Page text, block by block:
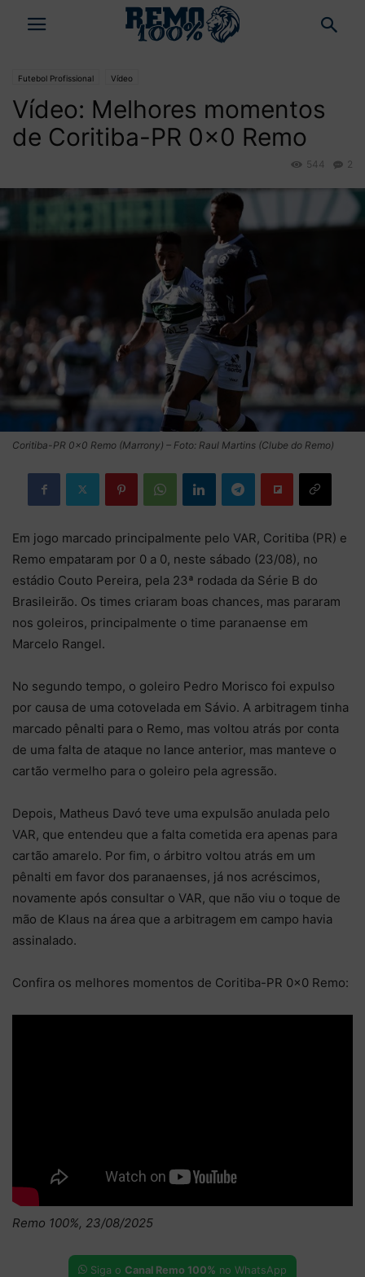
Futebol Profissional Vídeo
Vídeo: Melhores momentos
de Coritiba-PR 0×0 Remo
2
544
Coritiba-PR 0×0 Remo (Marrony) – Foto: Raul Martins (Clube do Remo)
Em jogo marcado principalmente pelo VAR, Coritiba (PR) e
Remo empataram por 0 a 0, neste sábado (23/08), no
estádio Couto Pereira, pela 23ª rodada da Série B do
Brasileirão. Os times criaram boas chances, mas pararam
nos goleiros, principalmente o time paranaense em
Marcelo Rangel.
No segundo tempo, o goleiro Pedro Morisco foi expulso
por causa de uma cotovelada em Sávio. A arbitragem tinha
marcado pênalti para o Remo, mas voltou atrás por conta
de uma falta de ataque no lance anterior, mas manteve o
cartão vermelho para o goleiro pela agressão.
Depois, Matheus Davó teve uma expulsão anulada pelo
VAR, que entendeu que a falta cometida era apenas para
cartão amarelo. Por fim, o árbitro voltou atrás em um
pênalti em favor dos paranaenses, já nos acréscimos,
novamente após consultar o VAR, que não viu o toque de
mão de Klaus na área que a arbitragem em campo havia
assinalado.
Confira os melhores momentos de Coritiba-PR 0×0 Remo:
Remo 100%, 23/08/2025
Siga o Canal Remo 100% no WhatsApp